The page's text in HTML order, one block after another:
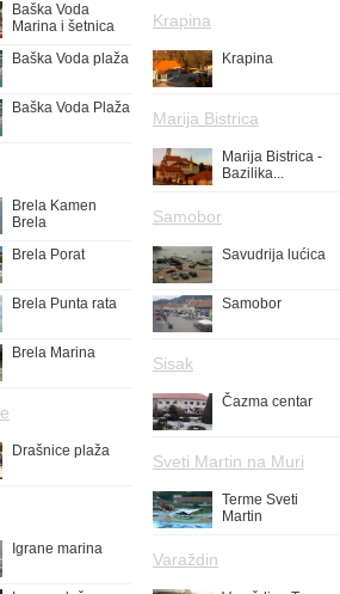
Baška Voda
Marina i šetnica
Baška Voda plaža
Baška Voda Plaža
Brela Kamen
Brela
Brela Porat
Brela Punta rata
Brela Marina
Drašnice plaža
Igrane marina
Krapina
Krapina
Marija Bistrica
Marija Bistrica -
Bazilika...
Samobor
Savudrija lućica
Samobor
Sisak
Čazma centar
Sveti Martin na Muri
Terme Sveti
Martin
Varaždin